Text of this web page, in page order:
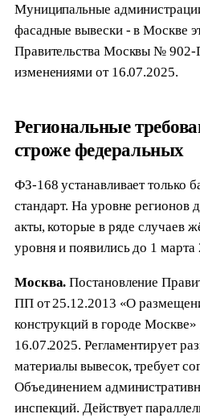
Муниципальные
фасадные вывески - в Москве
Правительства Москвы № 902-
изменениями от 16.07.2025.
Региональные
строже федеральных
ФЗ-168 устанавливает только
стандарт. На уровне регионов
акты, которые в ряде случаев
уровня и появились до 1 марта
Москва. Постановление
ПП от 25.12.2013 «О
конструкций в городе Москве»
16.07.2025. Регламентирует
материалы вывесок, требует
Объединением
инспекций. Действует